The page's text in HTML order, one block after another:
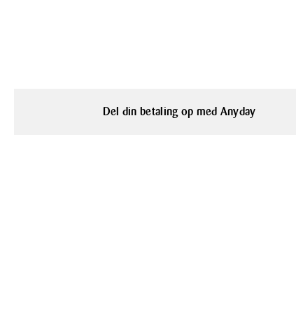
Del din betaling op med Anyday